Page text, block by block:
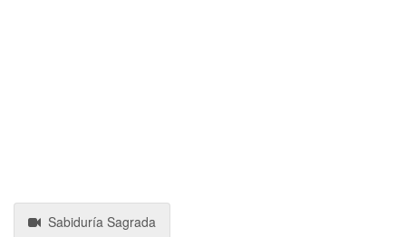
Sabiduría Sagrada